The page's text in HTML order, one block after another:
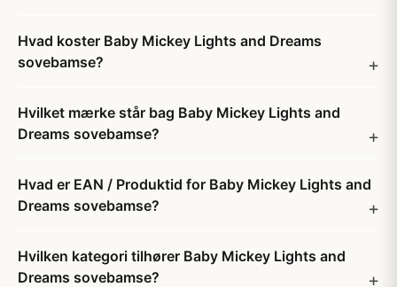
Hvad koster Baby Mickey Lights and Dreams
sovebamse?
Hvilket mærke står bag Baby Mickey Lights and
Dreams sovebamse?
Hvad er EAN / Produktid for Baby Mickey Lights and
Dreams sovebamse?
Hvilken kategori tilhører Baby Mickey Lights and
Dreams sovebamse?